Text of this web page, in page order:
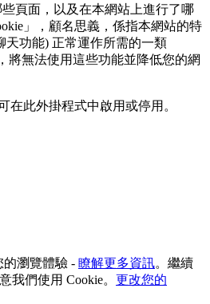
頁面，以及在本網站上進行了哪
」，顧名思義，係指本網站的特
天功能) 正常運作所需的一類
將無法使用這些功能並降低您的網
在此外掛程式中啟用或停用。
的瀏覽體驗 - 瞭解更多資訊。繼續
我們使用 Cookie。 更改您的